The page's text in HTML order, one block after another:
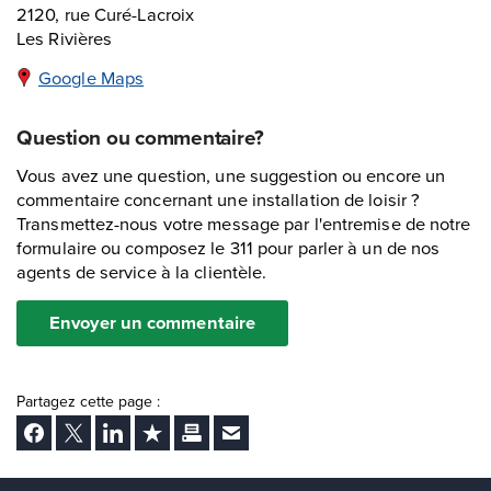
2120, rue Curé-Lacroix
Les Rivières
Google Maps
Question ou commentaire?
Vous avez une question, une suggestion ou encore un
commentaire concernant une installation de loisir ?
Transmettez-nous votre message par l'entremise de notre
formulaire ou composez le 311 pour parler à un de nos
agents de service à la clientèle.
Envoyer un commentaire
Partagez cette page :
Facebook
Twitter LinkedInAjouter aux favoris
ImprimerEnvoyer Ã un ami